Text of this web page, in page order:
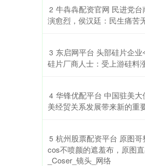
2 牛犇犇配资官网 民进党台
演愈烈，侯汉廷：民生痛苦
3 东启网平台 头部硅片企业
硅片厂商人士：受上游硅料
4 华锋优配平台 中国驻美
美经贸关系发展带来新的重
5 杭州股票配资平台 原图
cos不喷颜的遮羞布，原图
_Coser_镜头_网络